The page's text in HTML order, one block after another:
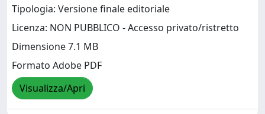
Tipologia: Versione finale editoriale
Licenza: NON PUBBLICO - Accesso privato/ristretto
Dimensione 7.1 MB
Formato Adobe PDF
Visualizza/Apri